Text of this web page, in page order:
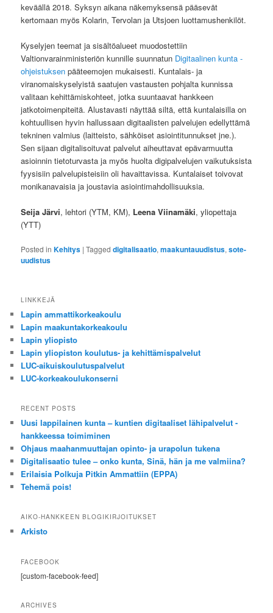
keväällä 2018. Syksyn aikana näkemyksensä pääsevät
kertomaan myös Kolarin, Tervolan ja Utsjoen luottamushenkilöt.
Kyselyjen teemat ja sisältöalueet muodostettiin
Valtionvarainministeriön kunnille suunnatun Digitaalinen kunta -
ohjeistuksen pääteemojen mukaisesti. Kuntalais- ja
viranomaiskyselyistä saatujen vastausten pohjalta kunnissa
valitaan kehittämiskohteet, jotka suuntaavat hankkeen
jatkotoimenpiteitä. Alustavasti näyttää siltä, että kuntalaisilla on
kohtuullisen hyvin hallussaan digitaalisten palvelujen edellyttämä
tekninen valmius (laitteisto, sähköiset asiointitunnukset jne.).
Sen sijaan digitalisoituvat palvelut aiheuttavat epävarmuutta
asioinnin tietoturvasta ja myös huolta digipalvelujen vaikutuksista
fyysisiin palvelupisteisiin oli havaittavissa. Kuntalaiset toivovat
monikanavaisia ja joustavia asiointimahdollisuuksia.
Seija Järvi, lehtori (YTM, KM), Leena Viinamäki, yliopettaja
(YTT)
Posted in Kehitys |Tagged digitalisaatio,maakuntauudistus,sote-
uudistus
LINKKEJÄ
Lapin ammattikorkeakoulu
Lapin maakuntakorkeakoulu
Lapin yliopisto
Lapin yliopiston koulutus- ja kehittämispalvelut
LUC-aikuiskoulutuspalvelut
LUC-korkeakoulukonserni
RECENT POSTS
Uusi lappilainen kunta – kuntien digitaaliset lähipalvelut -
hankkeessa toimiminen
Ohjaus maahanmuuttajan opinto- ja urapolun tukena
Digitalisaatio tulee – onko kunta, Sinä, hän ja me valmiina?
Erilaisia Polkuja Pitkin Ammattiin (EPPA)
Tehemä pois!
AIKO-HANKKEEN BLOGIKIRJOITUKSET
Arkisto
FACEBOOK
[custom-facebook-feed]
ARCHIVES